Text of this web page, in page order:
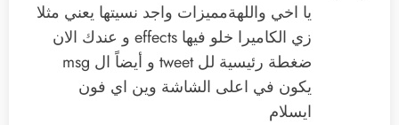
يا اخي واللهةمميزات واجد نسيتها يعني مثلا
زي الكاميرا خلو فيها effects و عندك الان
ضغطة رئيسية لل tweet و أيضاً ال msg
يكون في اعلى الشاشة وين اي فون
ايسلام